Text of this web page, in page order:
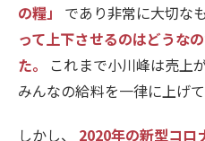
の糧」
であり非常に大切な
って上下させるのはどうな
た。
これまで小川峰は売上
みんなの給料を一律に上げて
しかし、
2020年の新型コロ